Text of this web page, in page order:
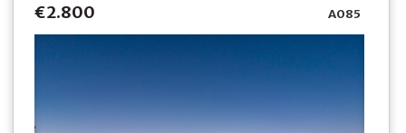
€2.800 A085